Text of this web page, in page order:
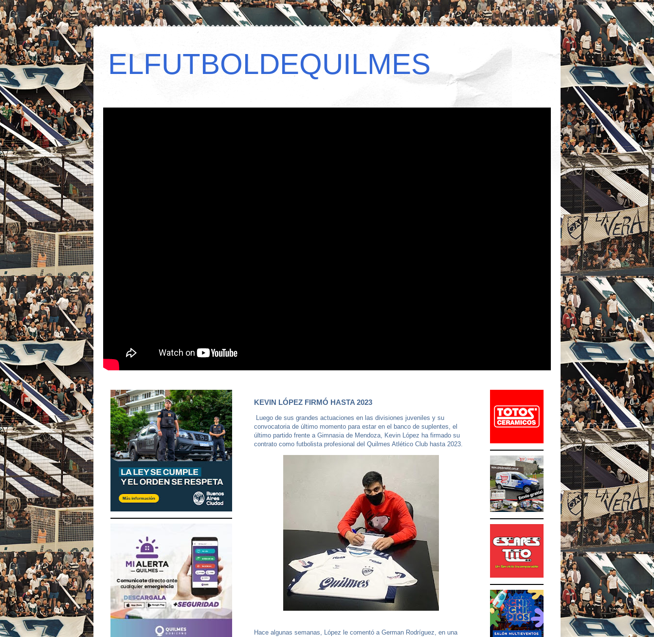
ELFUTBOLDEQUILMES
KEVIN LÓPEZ FIRMÓ HASTA 2023
Luego de sus grandes actuaciones en las divisiones juveniles y su
convocatoria de último momento para estar en el banco de suplentes, el
último partido frente a Gimnasia de Mendoza, Kevin López ha firmado su
contrato como futbolista profesional del Quilmes Atlético Club hasta 2023.
Hace algunas semanas, López le comentó a German Rodríguez, en una